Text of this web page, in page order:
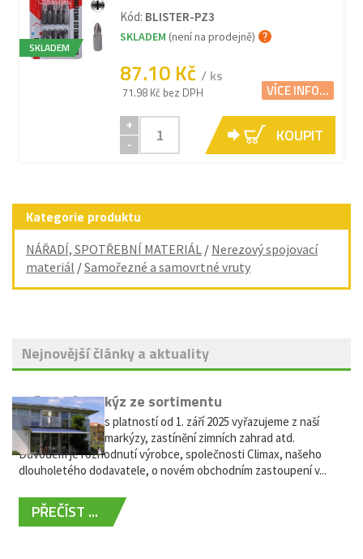
SKLADEM
Kód: BLISTER-PZ3
SKLADEM (není na prodejně)
87.10 Kč / ks
71.98 Kč bez DPH VÍCE INFO...
+
-
KOUPIT
Kategorie produktu
NÁŘADÍ, SPOTŘEBNÍ MATERIÁL / Nerezový spojovací
materiál /Samořezné a samovrtné vruty
Nejnovější články a aktuality
Vyřazení markýz ze sortimentu
Vážení zákazníci, s platností od 1. září 2025 vyřazujeme z naší
nabídky výsuvné markýzy, zastínění zimních zahrad atd.
Důvodem je rozhodnutí výrobce, společnosti Climax, našeho
dlouholetého dodavatele, o novém obchodním zastoupení v...
PŘEČÍST ...